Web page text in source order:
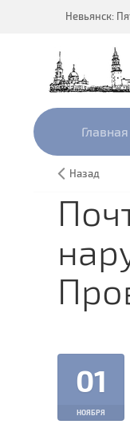
Невьянск:
Главная
Назад
01
НОЯБРЯ